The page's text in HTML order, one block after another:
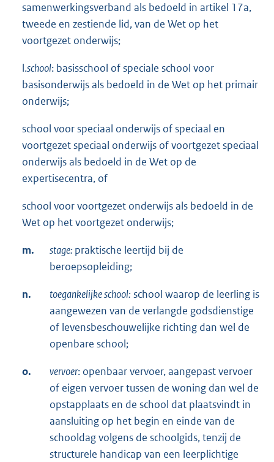
samenwerkingsverband als bedoeld in artikel 17a,
tweede en zestiende lid, van de Wet op het
voortgezet onderwijs;
l.school: basisschool of speciale school voor
basisonderwijs als bedoeld in de Wet op het primair
onderwijs;
school voor speciaal onderwijs of speciaal en
voortgezet speciaal onderwijs of voortgezet speciaal
onderwijs als bedoeld in de Wet op de
expertisecentra, of
school voor voortgezet onderwijs als bedoeld in de
Wet op het voortgezet onderwijs;
m. stage: praktische leertijd bij de
beroepsopleiding;
n. toegankelijke school: school waarop de leerling is
aangewezen van de verlangde godsdienstige
of levensbeschouwelijke richting dan wel de
openbare school;
o. vervoer: openbaar vervoer, aangepast vervoer
of eigen vervoer tussen de woning dan wel de
opstapplaats en de school dat plaatsvindt in
aansluiting op het begin en einde van de
schooldag volgens de schoolgids, tenzij de
structurele handicap van een leerplichtige